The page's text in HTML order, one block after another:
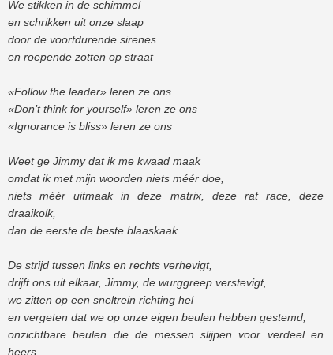
We stikken in de schimmel
en schrikken uit onze slaap
door de voortdurende sirenes
en roepende zotten op straat
«Follow the leader» leren ze ons
«Don’t think for yourself» leren ze ons
«Ignorance is bliss» leren ze ons
Weet ge Jimmy dat ik me kwaad maak
omdat ik met mijn woorden niets méér doe,
niets méér uitmaak in deze matrix, deze rat race, deze
draaikolk,
dan de eerste de beste blaaskaak
De strijd tussen links en rechts verhevigt,
drijft ons uit elkaar, Jimmy, de wurggreep verstevigt,
we zitten op een sneltrein richting hel
en vergeten dat we op onze eigen beulen hebben gestemd,
onzichtbare beulen die de messen slijpen voor verdeel en
heers,